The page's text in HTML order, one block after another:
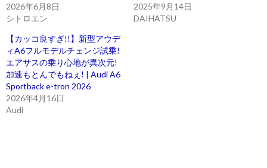
2026年6月8日
シトロエン
2025年9月14日
DAIHATSU
【カッコ良すぎ!!】新型アウデ
ィA6フルモデルチェンジ試乗!
エアサスの乗り心地が異次元!
加速もとんでもねぇ! | Audi A6
Sportback e-tron 2026
2026年4月16日
Audi